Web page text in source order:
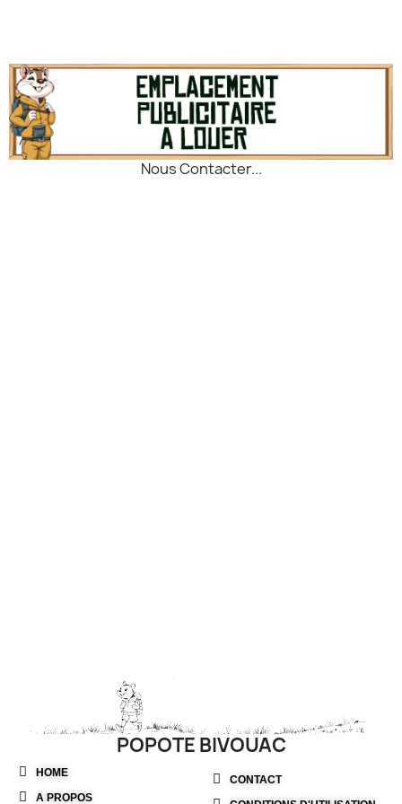
Utilisable comme pot de
cuisson, tasse ou mug, il
s’adapte aux besoins du
bivouac léger et du trekking.
Son couvercle avec anse
favorise une cuisson
efficace et protège le
alourdir votre sac. Son
couvercle avec anse
favorise une cuisson
efficace, tandis que ses
deux poignées repliables
offrent une prise en main
sécurisée et compacte. Livré
Nous Contacter...
POPOTE BIVOUAC
HOME
A PROPOS
CONTACT